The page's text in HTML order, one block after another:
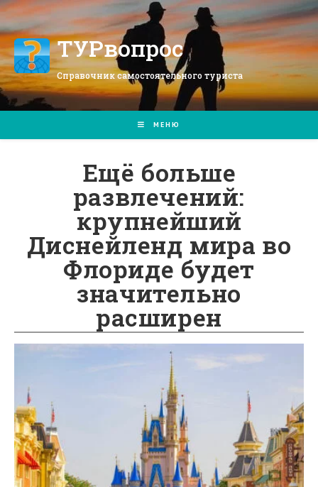
Перейти
к
содержимомуТУРвопрос
Справочник самостоятельного туриста
МЕНЮ
Ещё больше
развлечений:
крупнейший
Диснейленд мира во
Флориде будет
значительно
расширен